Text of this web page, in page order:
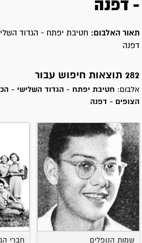
- דפנה
תאור האלבום: חטיבת יפתח - הגדוד
דפנה
282 תוצאות חיפוש עבור
אלבום:
הצופים - דפנה
שמות הנופלים חברי